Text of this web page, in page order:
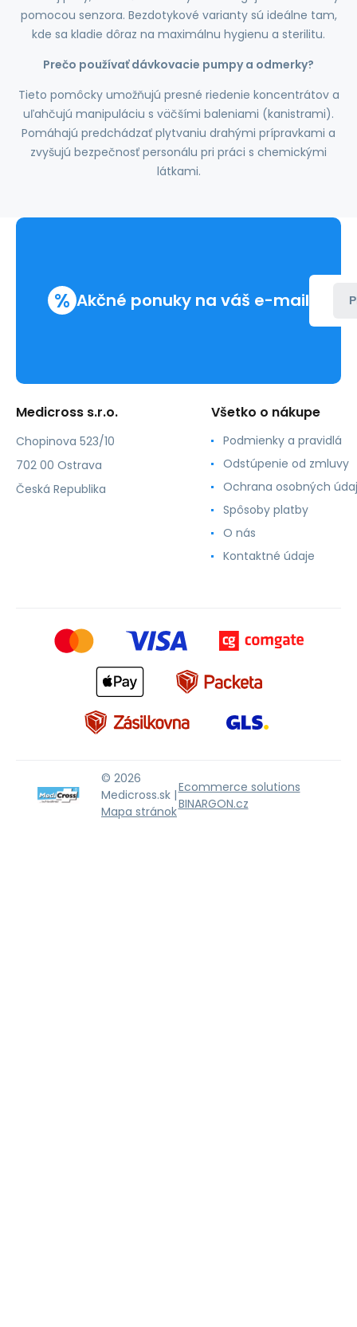
pomocou senzora. Bezdotykové varianty sú ideálne tam,
kde sa kladie dôraz na maximálnu hygienu a sterilitu.
Prečo používať dávkovacie pumpy a odmerky?
Tieto pomôcky umožňujú presné riedenie koncentrátov a
uľahčujú manipuláciu s väčšími baleniami (kanistrami).
Pomáhajú predchádzať plytvaniu drahými prípravkami a
zvyšujú bezpečnosť personálu pri práci s chemickými
látkami.
% Akčné ponuky na váš e-mail
Medicross s.r.o.
Chopinova 523/10
702 00 Ostrava
Česká Republika
Všetko o nákupe
Podmienky a pravidlá
Odstúpenie od zmluvy
Ochrana osobných
Spôsoby platby
O nás
Kontaktné údaje
© 2026
Medicross.sk |
Mapa stránok
Ecommerce solutions
BINARGON.cz